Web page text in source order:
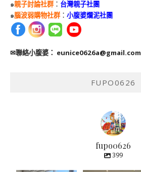
๑親子討論社群： 台灣親子社團
๑腦波弱購物社群： 小腹婆爛泥社團
✉聯絡小腹婆： eunice0626a@gmail.com
FUPO0626
fupo0626
399